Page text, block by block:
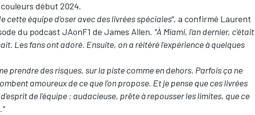
début 2024.
cette équipe d'oser avec des livrées spéciales", a confirmé Laurent
du podcast JAonF1 de James Allen. "À Miami, l'an dernier, c'était
Les fans ont adoré. Ensuite, on a réitéré l'expérience à quelques
prendre des risques, sur la piste comme en dehors. Parfois ça ne
amoureux de ce que l'on propose. Et je pense que ces livrées
de l'équipe : audacieuse, prête à repousser les limites, que ce